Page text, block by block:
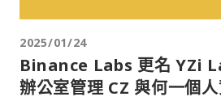
2025/01/24
Binance Labs 更名 YZi
辦公室管理 CZ 與何一個